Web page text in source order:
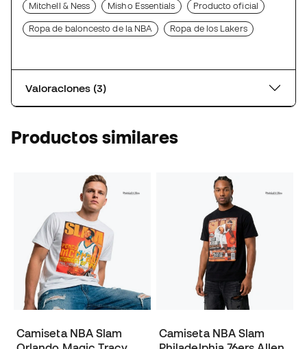
Mitchell & Ness Misho Essentials Producto oficial
Ropa de baloncesto de la NBA Ropa de los Lakers
Valoraciones (3)
Productos similares
Camiseta NBA Slam
Camiseta NBA Slam